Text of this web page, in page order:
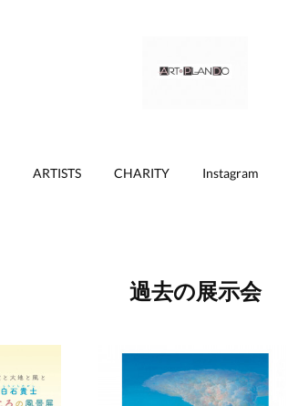
ARTISTS CHARITY Instagram
過去の展示会